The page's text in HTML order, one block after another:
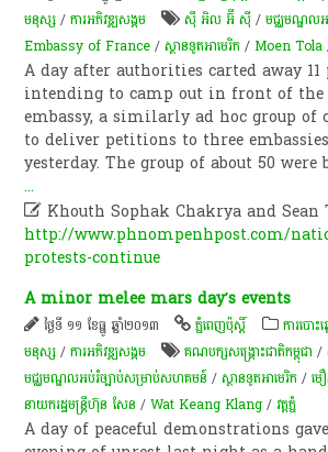
មនុស្ស /ការ​អភិវឌ្ឍ​សង្គម ស៊ី អិល អ៊ី ស៊ី /មជ្ឈមណ្ឌល​
Embassy of France /ស្ថានទូតអាមេរិក /Moen Tola
A day after authorities carted away 11
intending to camp out in front of the
embassy, a similarly ad hoc group of
to deliver petitions to three
yesterday. The group of about 50
...
 Khouth Sophak Chakrya and Sean
http://www.phnompenhpost.com/
protests-continue
A minor melee mars day’s events
ថ្ងៃទី ១១ ខែធ្នូ ឆ្នាំ២០១៣ ភ្នំពេញប៉ុស្តិ៍ ការបោះ
មនុស្ស /ការ​អភិវឌ្ឍ​សង្គម គណបក្សសង្គ្រោះជាតិកម្ពុជា /
មជ្ឈមណ្ឌល​អប់រំ​ច្បាប់​សម្រាប់​សហគមន៍​ /ស្ថានទូតអាមេរិក /ម
នាយករដ្ឋមន្ត្រីហ៊ុន សែន /Wat Keang Klang /​វត្ត​ភ្នំ
A day of peaceful demonstrations